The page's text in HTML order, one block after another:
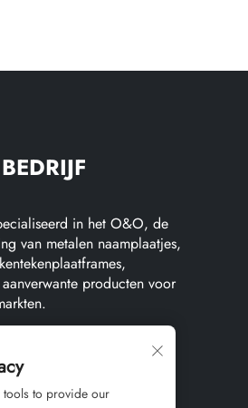
in het O&O, de
van metalen naamplaatjes,
producten voor
to provide our